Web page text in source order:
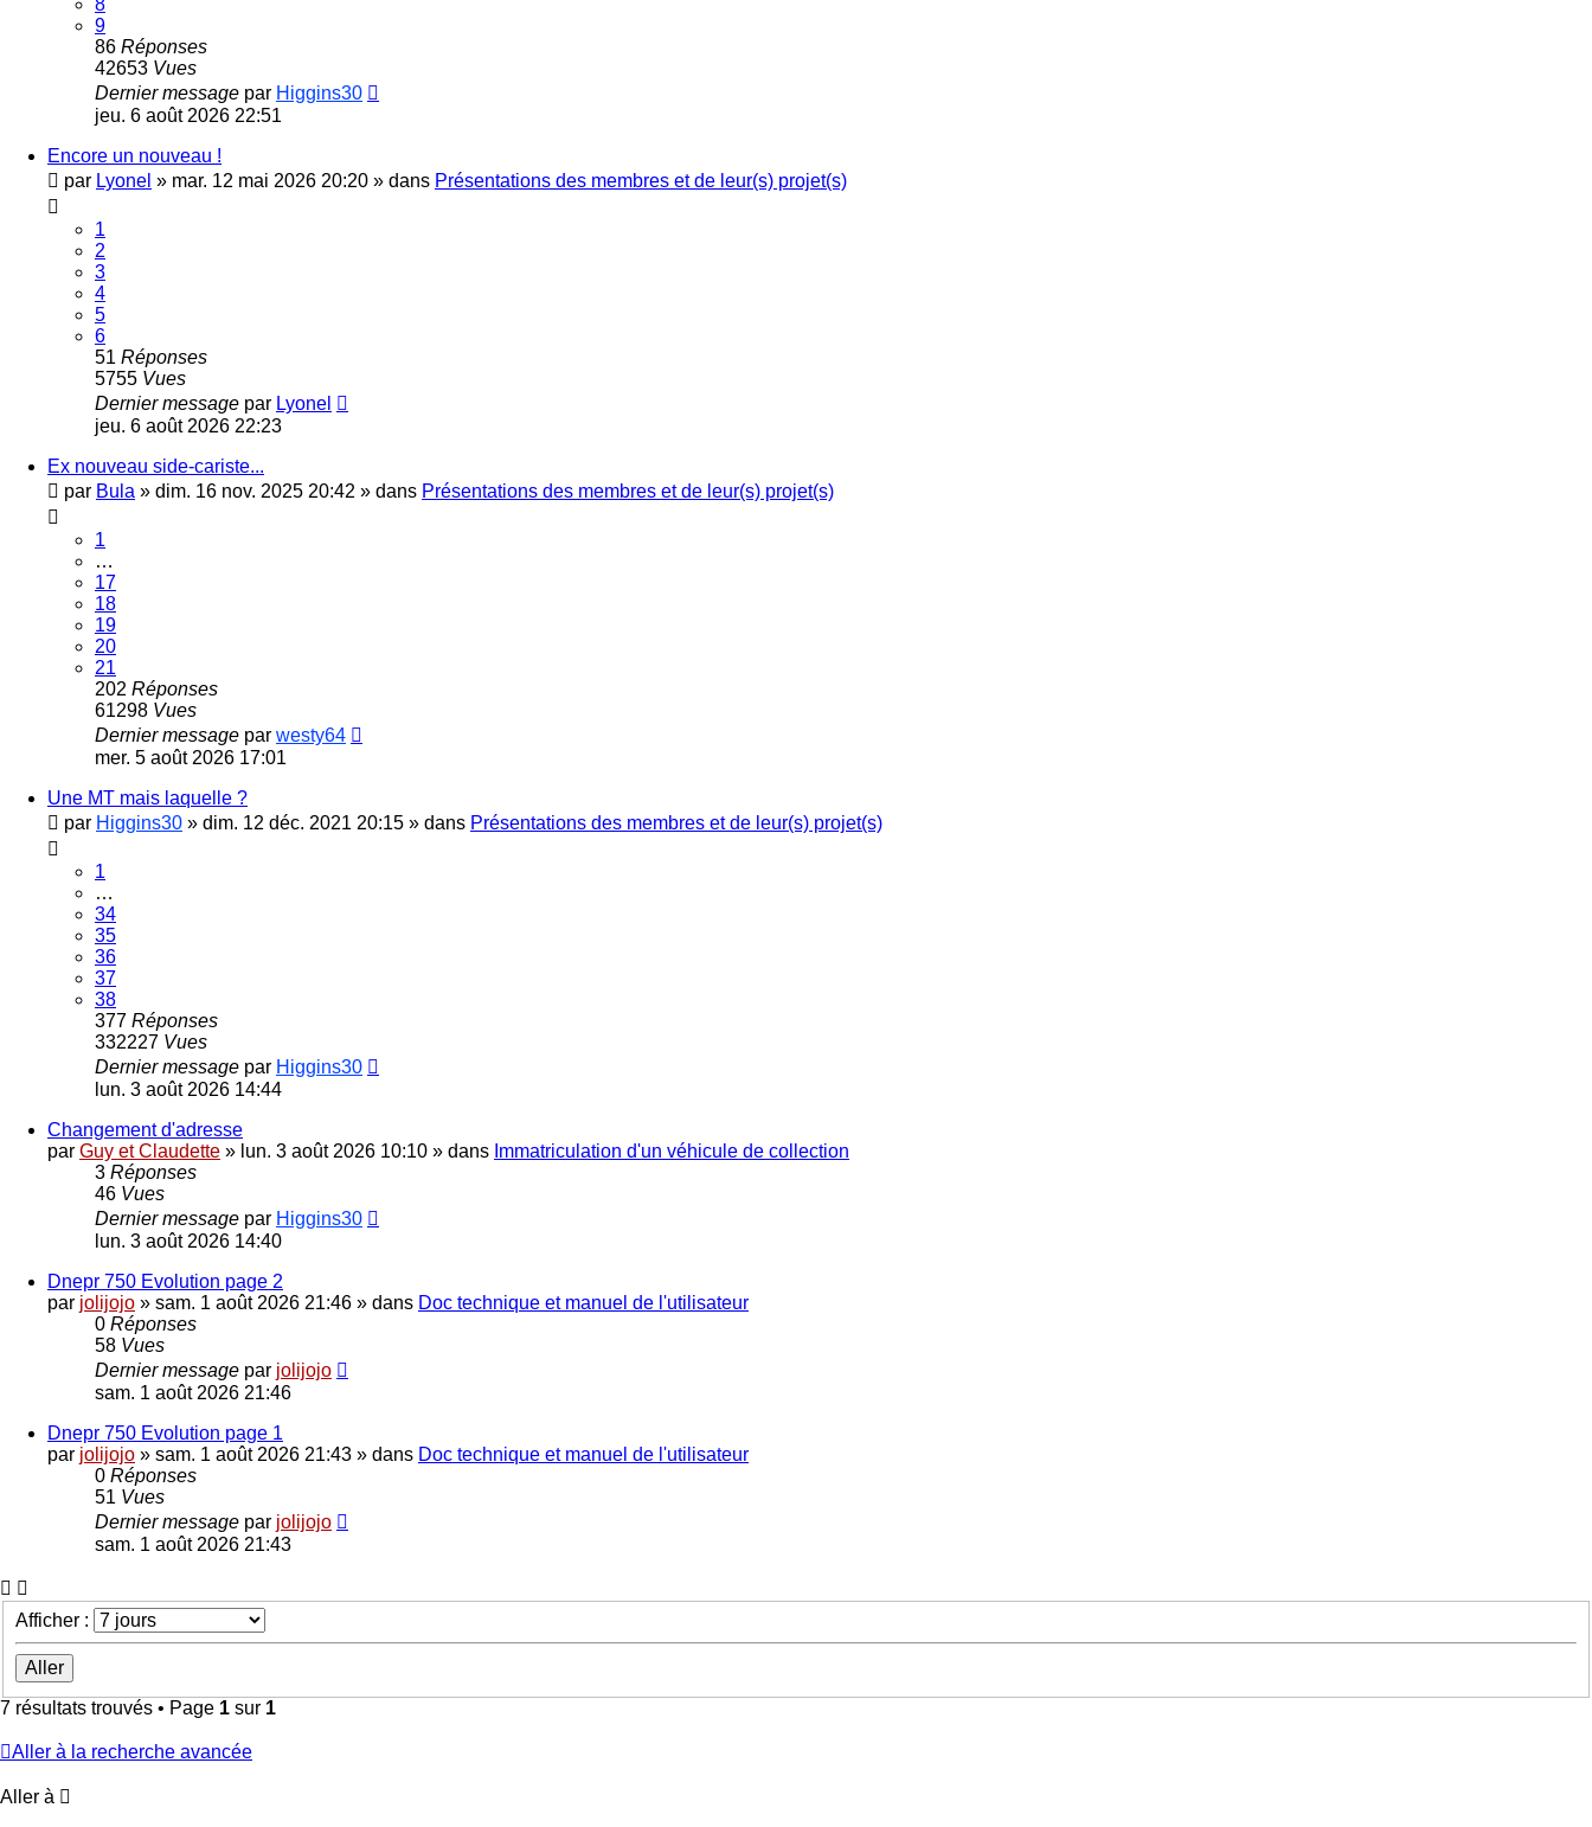
9
86 Réponses
42653 Vues
Dernier message par Higgins30
jeu. 6 août 2026 22:51
Encore un nouveau !
par Lyonel » mar. 12 mai 2026 20:20 » dans Présentations des membres et de leur(s) projet(s)
1
2
3
4
5
6
51 Réponses
5755 Vues
Dernier message par Lyonel
jeu. 6 août 2026 22:23
Ex nouveau side-cariste...
par Bula » dim. 16 nov. 2025 20:42 » dans Présentations des membres et de leur(s) projet(s)
1
…
17
18
19
20
21
202 Réponses
61298 Vues
Dernier message par westy64
mer. 5 août 2026 17:01
Une MT mais laquelle ?
par Higgins30 » dim. 12 déc. 2021 20:15 » dans Présentations des membres et de leur(s) projet(s)
1
…
34
35
36
37
38
377 Réponses
332227 Vues
Dernier message par Higgins30
lun. 3 août 2026 14:44
Changement d'adresse
par Guy et Claudette » lun. 3 août 2026 10:10 » dans Immatriculation d'un véhicule de collection
3 Réponses
46 Vues
Dernier message par Higgins30
lun. 3 août 2026 14:40
Dnepr 750 Evolution page 2
par jolijojo » sam. 1 août 2026 21:46 » dans Doc technique et manuel de l'utilisateur
0 Réponses
58 Vues
Dernier message par jolijojo
sam. 1 août 2026 21:46
Dnepr 750 Evolution page 1
par jolijojo » sam. 1 août 2026 21:43 » dans Doc technique et manuel de l'utilisateur
0 Réponses
51 Vues
Dernier message par jolijojo
sam. 1 août 2026 21:43
Afficher :
7 résultats trouvés • Page 1 sur 1
Aller à la recherche avancée
Aller à